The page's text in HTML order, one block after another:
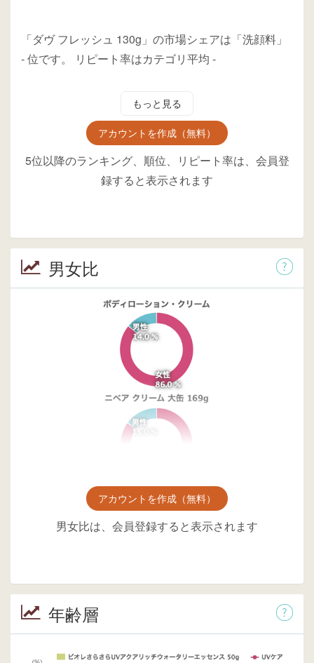
「ダヴ フレッシュ 130g」の市場シェアは「洗顔料」
-位です。 リピート率はカテゴリ平均 -
もっと見る
アカウントを作成（無料）
5位以降のランキング、順位、リピート率は、会員登
録すると表示されます
男女比
アカウントを作成（無料）
男女比は、会員登録すると表示されます
年齢層